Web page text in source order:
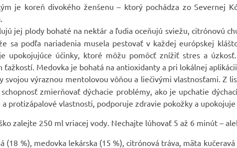
je koreň divokého ženšenu – ktorý pochádza zo Severnej
jej plody bohaté na nektár a ľudia oceňujú sviežu, citrónovú
sa podľa nariadenia musela pestovať v každej európskej
upokojujúce účinky, ktoré môžu pomôcť znížiť stres a
ťažkostí. Medovka je bohatá na antioxidanty a pri lokálnej
svojou výraznou mentolovou vôňou a liečivými vlastnosťami. Z
zmierňovať dýchacie problémy, ako je upchatie
protizápalové vlastnosti, podporuje zdravie pokožky a upokojuje
zalejte 250 ml vriacej vody. Nechajte lúhovať 5 až 6 minút –
(18 %), medovka lekárska (15 %), citrónová tráva, mäta